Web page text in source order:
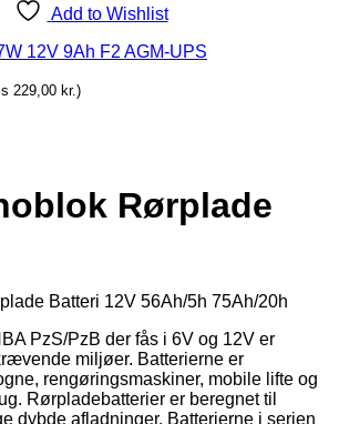
Add to Wishlist
12V 9Ah F2 AGM-UPS
229,00 kr.)
Rørplade
Batteri 12V 56Ah/5h 75Ah/20h
PzS/PzB der fås i 6V og 12V er
miljøer. Batterierne er
rengøringsmaskiner, mobile lifte og
Rørpladebatterier er beregnet til
dybde afladninger. Batterierne i serien